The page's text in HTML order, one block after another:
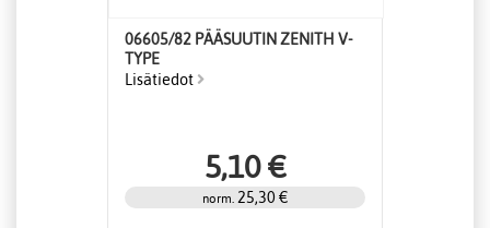
06605/82 PÄÄSUUTIN ZENITH V-
TYPE
Lisätiedot
5,10 €
norm. 25,30 €